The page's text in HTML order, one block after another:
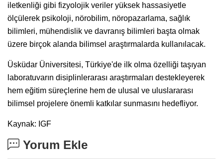
iletkenliği gibi fizyolojik veriler yüksek hassasiyetle
ölçülerek psikoloji, nörobilim, nöropazarlama, sağlık
bilimleri, mühendislik ve davranış bilimleri başta olmak
üzere birçok alanda bilimsel araştırmalarda kullanılacak.
Üsküdar Üniversitesi, Türkiye'de ilk olma özelliği taşıyan
laboratuvarın disiplinlerarası araştırmaları destekleyerek
hem eğitim süreçlerine hem de ulusal ve uluslararası
bilimsel projelere önemli katkılar sunmasını hedefliyor.
Kaynak: IGF
Yorum Ekle